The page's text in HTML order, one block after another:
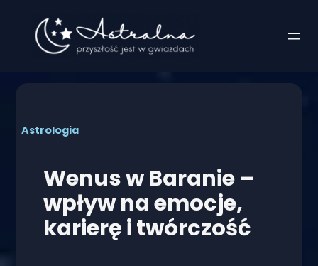
Astrologia
Wenus w Baranie –
wpływ na emocje,
karierę i twórczość